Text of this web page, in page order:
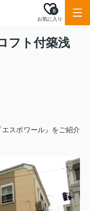
お気に入り
0
フト付築浅
スポワール』をご紹介